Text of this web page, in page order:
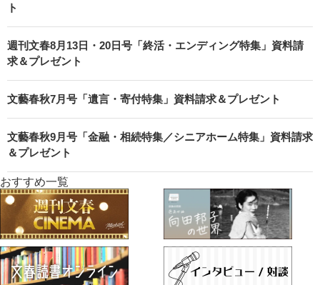
ト
週刊文春8月13日・20日号「終活・エンディング特集」資料請
求＆プレゼント
文藝春秋7月号「遺言・寄付特集」資料請求＆プレゼント
文藝春秋9月号「金融・相続特集／シニアホーム特集」資料請求
＆プレゼント
おすすめ一覧